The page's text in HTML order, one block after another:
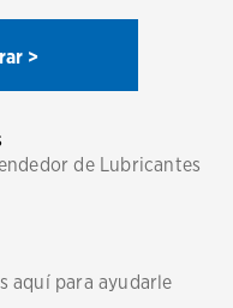
>
de Lubricantes
aquí para ayudarle